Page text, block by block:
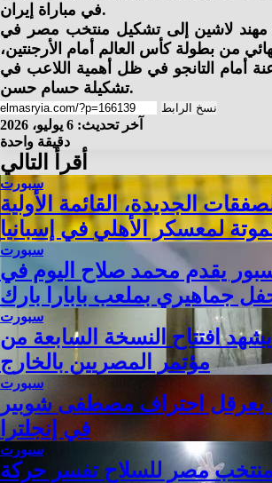
في مباراة إيران.
مهند لاشين إلى تشكيل منتخب مصر في
من بطولة كأس العالم أمام الأرجنتين،
أمام التانجو في ظل أهمية اللاعب في
تشكيلة حسام حسن.
نسخ الرابط
آخر تحديث: 6 يوليو، 2026
دقيقة واحدة
أقرأ التالي
سبورت
الجديدة، القائمة الأولية
لمعسكر الأهلي في إسبانيا
سبورت
يقدم محمد صلاح اليوم في
جماهيري بملعب بابارا بارك
سبورت
افتتاح النسخة السابعة من
مؤتمر المصريين بالخارج
سبورت
الـ75% يعرقل احتراف مصطفى شوبير
في إنجلترا
سبورت
منتخب مصر للسلاح تفسر حركة